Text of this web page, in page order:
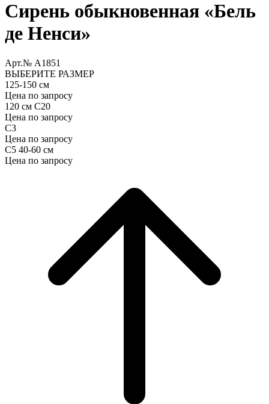
Сирень обыкновенная «Бель
де Ненси»
Арт.№ A1851
ВЫБЕРИТЕ РАЗМЕР
125-150 см
Цена по запросу
120 см С20
Цена по запросу
С3
Цена по запросу
С5 40-60 см
Цена по запросу